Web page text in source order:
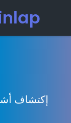
إكتشاف